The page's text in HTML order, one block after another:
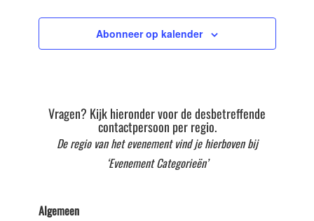
Abonneer op kalender
Vragen? Kijk hieronder voor de desbetreffende
contactpersoon per regio.
De regio van het evenement vind je hierboven bij
‘Evenement Categorieën’
Algemeen